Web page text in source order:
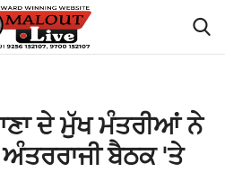
ਦੇ ਮੁੱਖ ਮੰਤਰੀਆਂ ਨੇ
ਬੈਠਕ 'ਤੇ